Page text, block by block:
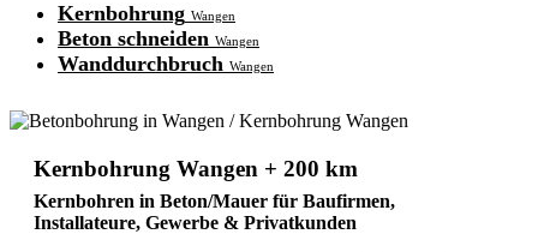
Kernbohrung Wangen
Beton schneiden Wangen
Wanddurchbruch Wangen
Kernbohrung Wangen + 200 km
Kernbohren in Beton/Mauer für Baufirmen,
Installateure, Gewerbe & Privatkunden